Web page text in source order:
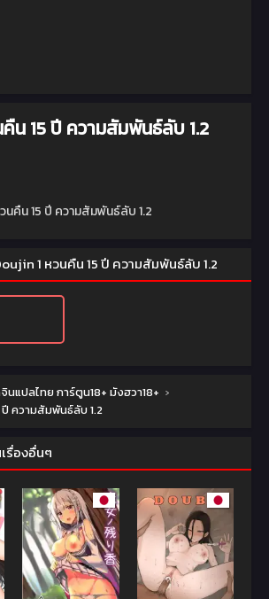
น 15 ปี ความสัมพันธ์ลับ 1.2
นคืน 15 ปี ความสัมพันธ์ลับ 1.2
1 หวนคืน 15 ปี ความสัมพันธ์ลับ 1.2
แปลไทย การ์ตูน18+ มังฮวา18+ ›
ความสัมพันธ์ลับ 1.2
รื่องอื่นๆ